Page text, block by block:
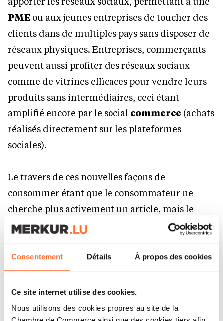
Consentement Détails À propos des cookies
Ce site internet utilise des cookies.
Nous utilisons des cookies propres au site de la
PME ou aux jeunes entreprises de toucher des
clients dans de multiples pays sans disposer de
réseaux physiques. Entreprises, commerçants
peuvent aussi profiter des réseaux sociaux
comme de vitrines efficaces pour vendre leurs
produits sans intermédiaires, ceci étant
amplifié encore par le social commerce (achats
réalisés directement sur les plateformes
sociales).
Le travers de ces nouvelles façons de
consommer étant que le consommateur ne
cherche plus activement un article, mais le
découvre dans son fil d’actualité influencé par
lesalgorithmes, les contenus qui captent son
attention…
Pour les plus petites entreprises, ce mode de
fonctionnement les oblige à produire sans cesse